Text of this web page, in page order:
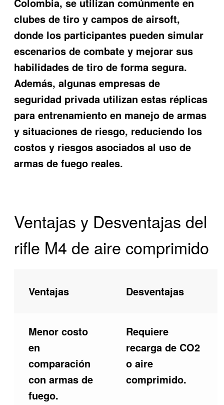
clubes de tiro y campos de airsoft,
donde los participantes pueden simular
escenarios de combate y mejorar sus
habilidades de tiro de forma segura.
Además, algunas empresas de
seguridad privada utilizan estas réplicas
para entrenamiento en manejo de armas
y situaciones de riesgo, reduciendo los
costos y riesgos asociados al uso de
armas de fuego reales.
Ventajas y Desventajas del
rifle M4 de aire comprimido
Ventajas Desventajas
Menor costo
en
comparación
con armas de
fuego.
Requiere
recarga de CO2
o aire
comprimido.